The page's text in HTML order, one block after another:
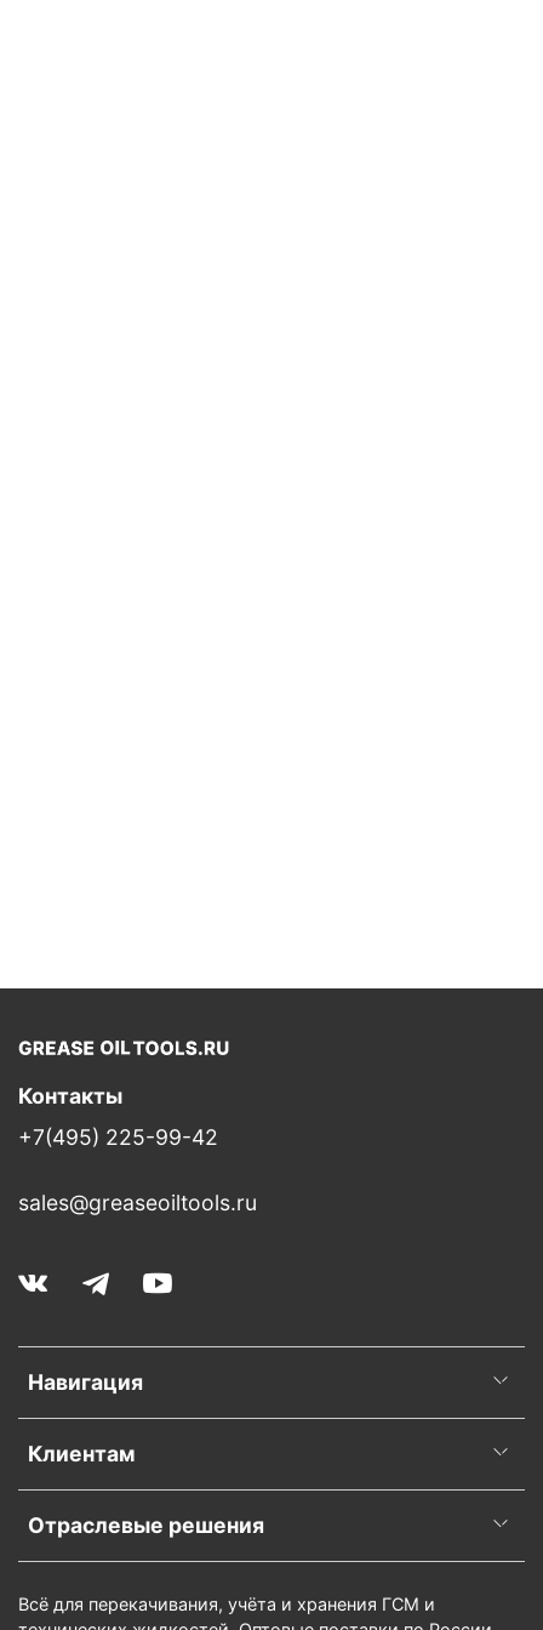
Навигация
Клиентам
Отраслевые решения
Контакты
+7(495) 225-99-42
sales@greaseoiltools.ru
Всё для перекачивания, учёта и хранения ГСМ и